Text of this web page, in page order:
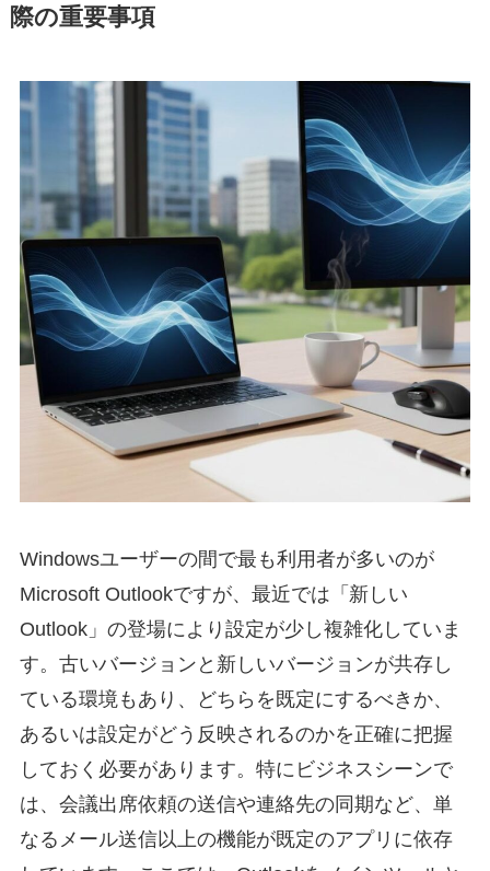
際の重要事項
Windowsユーザーの間で最も利用者が多いのが
Microsoft Outlookですが、最近では「新しい
Outlook」の登場により設定が少し複雑化していま
す。古いバージョンと新しいバージョンが共存し
ている環境もあり、どちらを既定にするべきか、
あるいは設定がどう反映されるのかを正確に把握
しておく必要があります。特にビジネスシーンで
は、会議出席依頼の送信や連絡先の同期など、単
なるメール送信以上の機能が既定のアプリに依存